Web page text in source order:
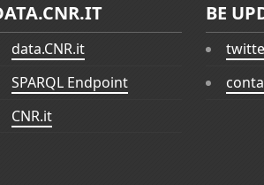
data.CNR.it
SPARQL Endpoint
CNR.it
BE